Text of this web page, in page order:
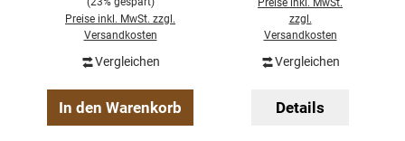
Preise inkl. MwSt. zzgl.
Versandkosten
Vergleichen
In den Warenkorb
k Größen &
Varianten
wählbar
Preise inkl. MwSt.
zzgl.
Versandkosten
Vergleichen
Details